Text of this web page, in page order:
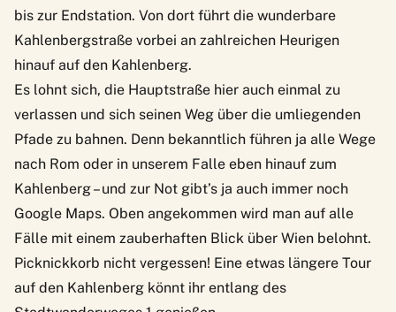
bis zur Endstation. Von dort führt die wunderbare
Kahlenbergstraße vorbei an zahlreichen Heurigen
hinauf auf den Kahlenberg.
Es lohnt sich, die Hauptstraße hier auch einmal zu
verlassen und sich seinen Weg über die umliegenden
Pfade zu bahnen. Denn bekanntlich führen ja alle Wege
nach Rom oder in unserem Falle eben hinauf zum
Kahlenberg – und zur Not gibt’s ja auch immer noch
Google Maps. Oben angekommen wird man auf alle
Fälle mit einem zauberhaften Blick über Wien belohnt.
Picknickkorb nicht vergessen! Eine etwas längere Tour
auf den Kahlenberg könnt ihr entlang des